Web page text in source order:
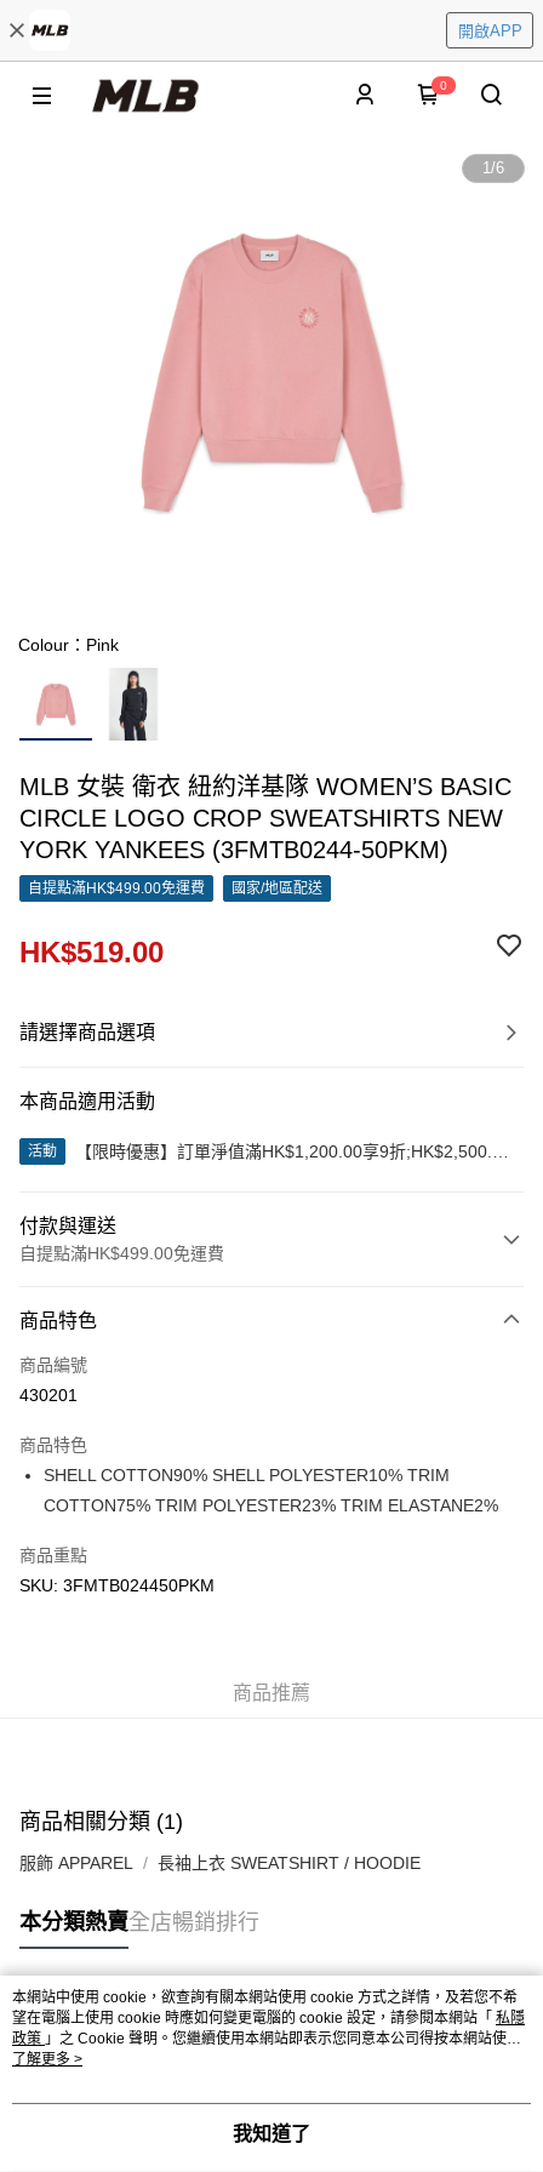
開啟APP
0
1/6
Colour：Pink
MLB 女裝 衛衣 紐約洋基隊 WOMEN’S BASIC
CIRCLE LOGO CROP SWEATSHIRTS NEW
YORK YANKEES (3FMTB0244-50PKM)
自提點滿HK$499.00免運費 國家/地區配送
HK$519.00
請選擇商品選項
本商品適用活動
活動
【限時優惠】訂單淨值滿HK$1,200.00享9折;HK$2,500.00
付款與運送
自提點滿HK$499.00免運費
信用卡
Apple Pay
AlipayHK
WeChat Pay
商品特色
商品編號
430201
商品特色
SHELL COTTON90% SHELL POLYESTER10% TRIM
COTTON75% TRIM POLYESTER23% TRIM ELASTANE2%
商品重點
SKU: 3FMTB024450PKM
商品推薦
商品相關分類 (1)
服飾 APPAREL 長袖上衣 SWEATSHIRT / HOODIE
本分類熱賣全店暢銷排行
熱門標籤
熱銷排行
本網站中使用 cookie，欲查詢有關本網站使用 cookie 方式之詳情，及若您不希
望在電腦上使用 cookie 時應如何變更電腦的 cookie 設定，請參閱本網站「 私隱
政策 」之 Cookie 聲明。您繼續使用本網站即表示您同意本公司得按本網站使用
條款之 Cookie 聲明使用 cookie。
了解更多 >
我知道了